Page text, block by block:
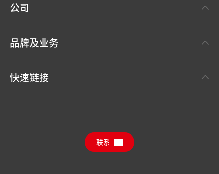
公司
新闻稿
年度报告
品牌及业务
快速链接
联系